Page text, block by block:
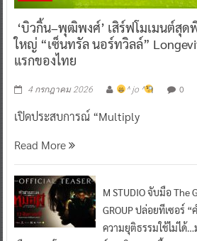
‘บิวกิ้น–พุฒิพงศ์’ เสิร์ฟโมเมนต์สุด
ใหญ่ “เซ็นทรัล นอร์ทวิลล์”
แรกของไทย
4 กรกฎาคม 2026 ^ jo ^ 0
เปิดประสบการณ์ “Multiply
Read More
M STUDIO จับมือ The
GROUP ปล่อยทีเซอร์
ความยุติธรรมใช้ไม่ได้